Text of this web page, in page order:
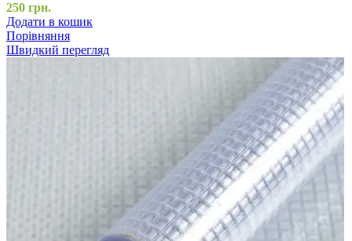
250 грн.
Додати в кошик
Порівняння
Швидкий перегляд